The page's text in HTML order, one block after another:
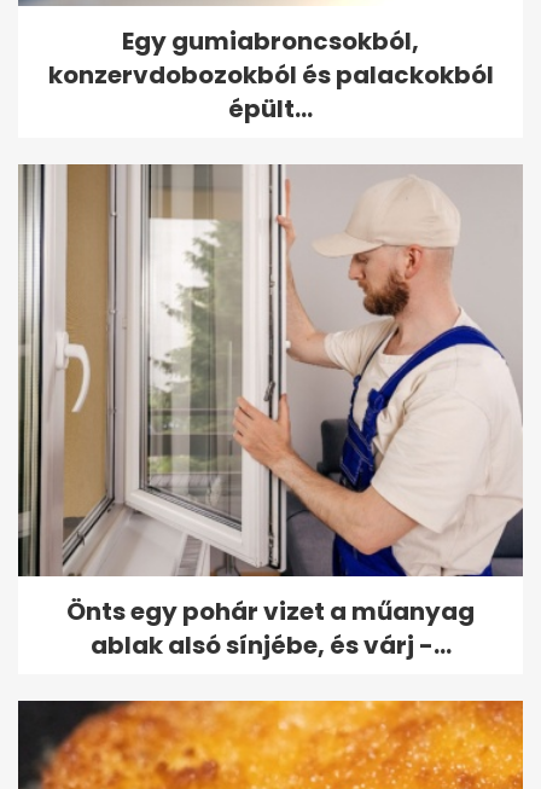
Egy gumiabroncsokból,
konzervdobozokból és palackokból
épült...
Önts egy pohár vizet a műanyag
ablak alsó sínjébe, és várj -...